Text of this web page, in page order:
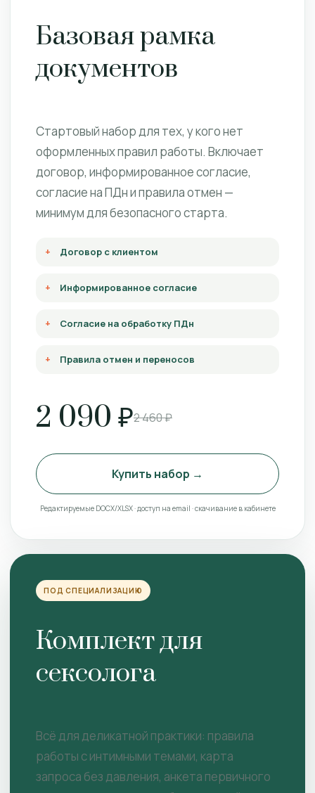
Базовая рамка
документов
Стартовый набор для тех, у кого нет
оформленных правил работы. Включает
договор, информированное согласие,
согласие на ПДн и правила отмен —
минимум для безопасного старта.
Договор с клиентом
Информированное согласие
Согласие на обработку ПДн
Правила отмен и переносов
2 090 ₽2 460 ₽
Купить набор →
Редактируемые DOCX/XLSX · доступ на email · скачивание в кабинете
ПОД СПЕЦИАЛИЗАЦИЮ
Комплект для
сексолога
Всё для деликатной практики: правила
работы с интимными темами, карта
запроса без давления, анкета первичного